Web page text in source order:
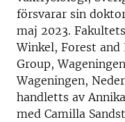
försvarar sin
maj 2023.
Winkel, Forest and
Group,
Wageningen,
handletts av
med Camilla